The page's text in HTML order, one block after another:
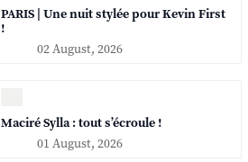
PARIS | Une nuit stylée pour Kevin First
!
02 August, 2026
Maciré Sylla : tout s’écroule !
01 August, 2026